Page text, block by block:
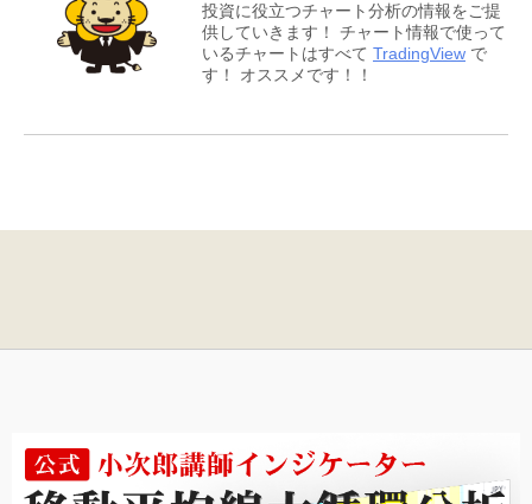
投資に役立つチャート分析の情報をご提
供していきます！ チャート情報で使って
いるチャートはすべて TradingView で
す！ オススメです！！